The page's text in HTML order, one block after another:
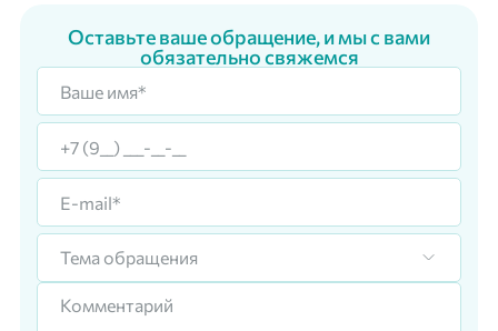
Оставьте ваше обращение, и мы с вами
обязательно свяжемся
Тема обращения